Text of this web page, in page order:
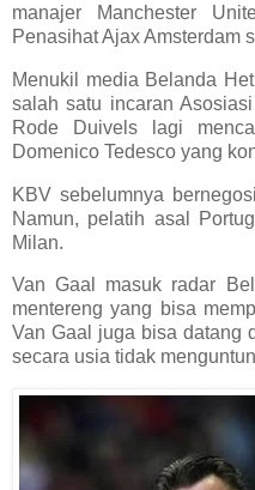
manajer Manchester
Penasihat Ajax Amsterdam
Menukil media Belanda
salah satu incaran
Rode Duivels lagi
Domenico Tedesco yang
KBV sebelumnya
Namun, pelatih asal
Milan.
Van Gaal masuk radar
mentereng yang bisa
Van Gaal juga bisa datang
secara usia tidak